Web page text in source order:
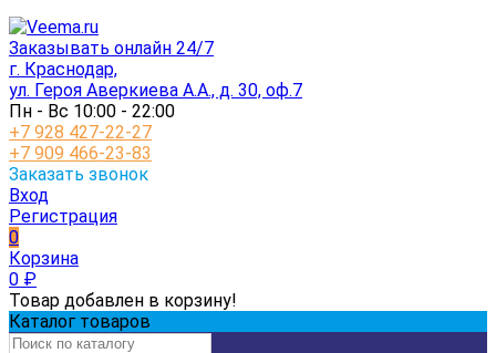
Заказывать онлайн 24/7
г. Краснодар,
ул. Героя Аверкиева А.А., д. 30, оф.7
Пн - Вс 10:00 - 22:00
+7 928 427-22-27
+7 909 466-23-83
Заказать звонок
Вход
Регистрация
0
Корзина
0 ₽
Товар добавлен в корзину!
Каталог товаров